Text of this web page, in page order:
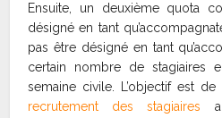
Ensuite, un deuxième quota
désigné en tant
pas être désigné en tant
certain nombre de stagiaires
semaine civile. L’objectif est de
recrutement des stagiaires